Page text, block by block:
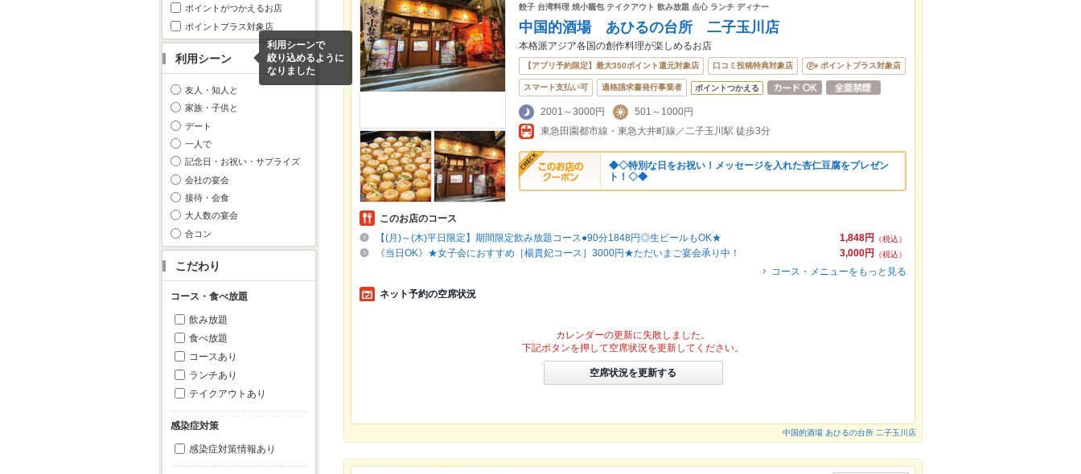
ポイントがつかえるお店
ポイントプラス対象店
利用シーン
利用シーンで
絞り込めるように
なりました
友人・知人と
家族・子供と
デート
一人で
記念日・お祝い・サプライズ
会社の宴会
接待・会食
大人数の宴会
合コン
こだわり
コース・食べ放題
飲み放題
食べ放題
コースあり
ランチあり
テイクアウトあり
感染症対策
感染症対策情報あり
餃子 台湾料理 焼小籠包 テイクアウト 飲み放題 点心 ランチ ディナー
中国的酒場 あひるの台所 二子玉川店
本格派アジア各国の創作料理が楽しめるお店
【アプリ予約限定】最大350ポイント還元対象店 口コミ投稿特典対象店 ポイントプラス対象店
スマート支払い可 適格請求書発行事業者 ポイントつかえる
2001～3000円
501～1000円
東急田園都市線・東急大井町線／二子玉川駅 徒歩3分
◆◇特別な日をお祝い！メッセージを入れた杏仁豆腐をプレゼン
ト！◇◆
このお店のコース
1,848円
（税込）
【(月)～(木)平日限定】期間限定飲み放題コース●90分1848円◎生ビールもOK★
3,000円
（税込）
《当日OK》★女子会におすすめ［楊貴妃コース］3000円★ただいまご宴会承り中！
コース・メニューをもっと見る
ネット予約の空席状況
カレンダーの更新に失敗しました。
下記ボタンを押して空席状況を更新してください。
空席状況を更新する
中国的酒場 あひるの台所 二子玉川店